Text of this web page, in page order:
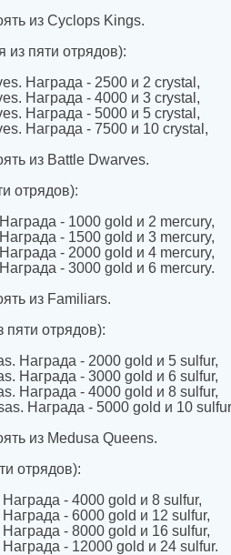
из Cyclops Kings.
из пяти отрядов):
Награда - 2500 и 2 crystal,
Награда - 4000 и 3 crystal,
Награда - 5000 и 5 crystal,
Награда - 7500 и 10 crystal,
из Battle Dwarves.
отрядов):
- 1000 gold и 2 mercury,
- 1500 gold и 3 mercury,
- 2000 gold и 4 mercury,
- 3000 gold и 6 mercury.
из Familiars.
отрядов):
Награда - 2000 gold и 5 sulfur,
Награда - 3000 gold и 6 sulfur,
Награда - 4000 gold и 8 sulfur,
Награда - 5000 gold и 10
из Medusa Queens.
отрядов):
- 4000 gold и 8 sulfur,
- 6000 gold и 12 sulfur,
- 8000 gold и 16 sulfur,
- 12000 gold и 24 sulfur.